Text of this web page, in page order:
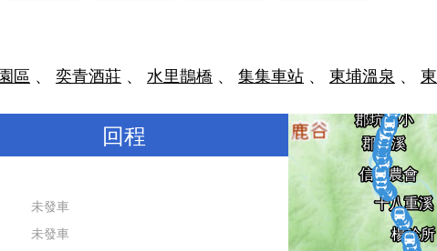
區 奕青酒莊 水里鵲橋 集集車站 東埔溫泉
回程
未發車
未發車